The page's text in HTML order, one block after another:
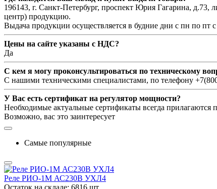
196143, г. Санкт-Петербург, проспект Юрия Гагарина, д.73,
центр) продукцию.
Выдача продукции осуществляется в будние дни с пн по пт
Цены на сайте указаны с НДС?
Да
С кем я могу проконсультироваться по техническому
С нашими техническими специалистами, по телефону
У Вас есть сертификат на регулятор мощности?
Необходимые актуальные сертификаты всегда прилагаются
Возможно, вас это заинтересует
Самые популярные
Реле РИО-1М АС230В УХЛ4
Остаток на складе: 6816 шт.